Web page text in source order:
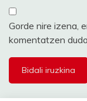
Gorde nire izena,
komentatzen